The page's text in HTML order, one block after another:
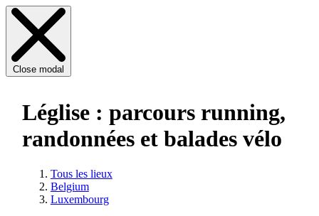
Close modal
Léglise : parcours running,
randonnées et balades vélo
Tous les lieux
Belgium
Luxembourg